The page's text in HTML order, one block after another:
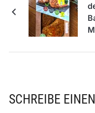
SCHREIBE